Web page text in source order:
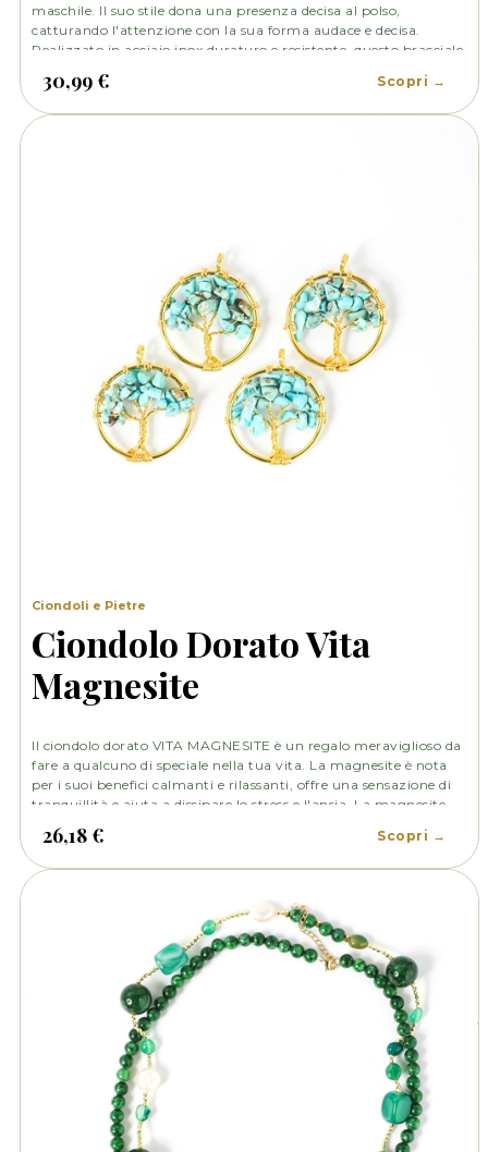
maschile. Il suo stile dona una presenza decisa al polso,
catturando l'attenzione con la sua forma audace e decisa.
Realizzato in acciaio inox duraturo e resistente, questo bracciale
intraprendente e avventurosa dell'uomo moderno.
30,99 € Scopri →
Ciondoli e Pietre
Ciondolo Dorato Vita
Magnesite
Il ciondolo dorato VITA MAGNESITE è un regalo meraviglioso da
fare a qualcuno di speciale nella tua vita. La magnesite è nota
per i suoi benefici calmanti e rilassanti, offre una sensazione di
tranquillità e aiuta a dissipare lo stress e l'ansia. La magnesite
con la propria spiritualità.
26,18 € Scopri →